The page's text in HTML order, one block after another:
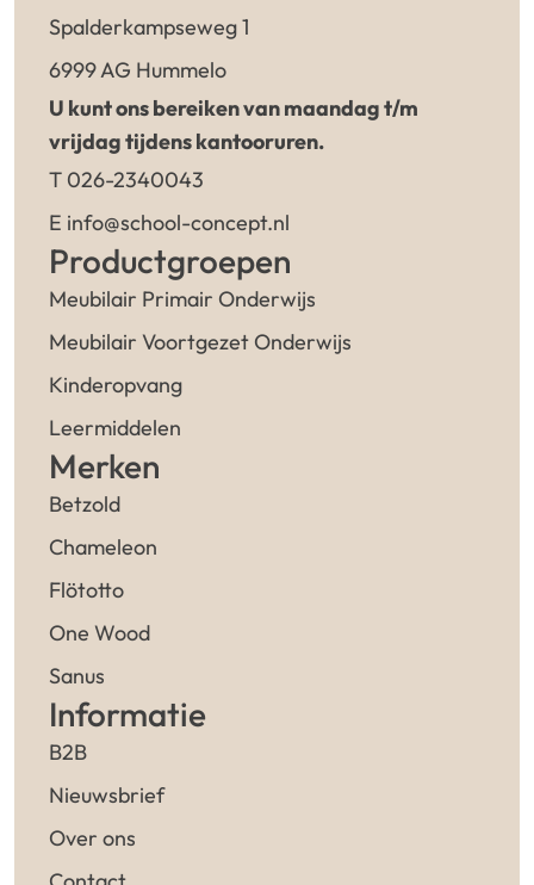
Spalderkampseweg 1
6999 AG Hummelo
U kunt ons bereiken van maandag t/m
vrijdag tijdens kantooruren.
T 026-2340043
E info@school-concept.nl
Productgroepen
Meubilair Primair Onderwijs
Meubilair Voortgezet Onderwijs
Kinderopvang
Leermiddelen
Merken
Betzold
Chameleon
Flötotto
One Wood
Sanus
Informatie
B2B
Nieuwsbrief
Over ons